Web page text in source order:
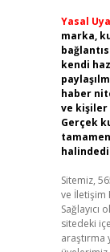
Yasal
marka,
kendi
haber
ve kişiler
Gerçek
Sitemiz,
ve İletişim
sitedeki
araştırma